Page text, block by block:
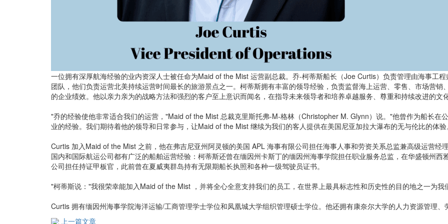
一位拥有深厚航海经验的业内资深人士被任命为Maid of the Mist 运营副总裁。乔-柯蒂斯船长（Joe Curtis）负责管理由海事工
团队，他们负责运营北美持续运营时间最长的旅游景点之一。柯蒂斯拥有丰富的领导经验，负责监督海上运营、零售、市场营
的企业绩效。他以亲力亲为的战略方法和强烈的客户至上意识而闻名，在指导未来领导者和培养卓越服务、尊重和持续改进的文
"乔的经验使他非常适合我们的运营，"Maid of the Mist 总裁克里斯托弗-M-格林（Christopher M. Glynn）说。"他曾作为船长在
业的经验。我们期待着他的领导和日常参与，让Maid of the Mist 继续为我们的客人提供在美国尼亚加拉大瀑布的无与伦比的体
Curtis 加入Maid of the Mist 之前，他在弗吉尼亚州阿灵顿的美国 APL 海事有限公司担任海事人事和劳资关系总监兼高级运营经
国内和国际航运公司都有广泛的船舶运营经验：柯蒂斯还曾在缅因州卡斯丁的缅因州海事学院担任职业服务总监，在华盛顿州
公司担任持证甲板官，此前曾在夏威夷群岛持有无限期船长执照和各种一级驾驶员证书。
"柯蒂斯说："我很荣幸能加入Maid of the Mist ，并将全心全意支持我们的员工，在世界上最具标志性和历史性的目的地之一为
Curtis 拥有缅因州海事学院海洋运输/工商管理学士学位和凤凰城大学组织管理硕士学位。他还拥有康奈尔大学的人力资源管理
上一篇文章